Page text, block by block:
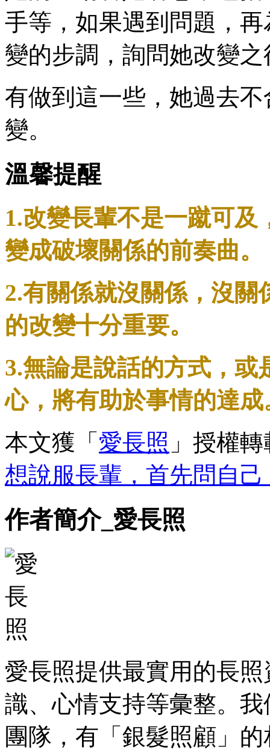
手等，如果遇到問題，
變的步調，詢問她改變
有做到這一些，她過去
變。
溫馨提醒
1.改變長輩不是一蹴可
變成破壞關係的前奏曲。
2.有關係就沒關係，沒
的改變十分重要。
3.無論是說話的方式，或
心，將有助於事情的達成
本文獲「 愛長照 」授權
想說服長輩，首先問自
作者簡介_愛長照
愛長照提供最實用的長
識、心情支持等彙整。
團隊，有「銀髮照顧」